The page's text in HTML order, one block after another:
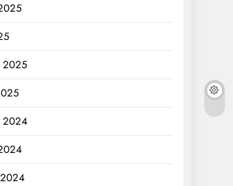
2025
2024